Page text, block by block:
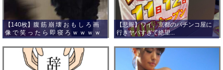
【140枚】腹 筋 崩 壊 お も し ろ 画
像 で 笑 っ た ら 即 寝 ろ ｗ ｗ ｗ ｗ
ｗ ｗ ｗ ｗ ｗ ｗ ｗ ｗ
【悲報】ワイ、京都のパチンコ屋に
行きヤバすぎて絶望...